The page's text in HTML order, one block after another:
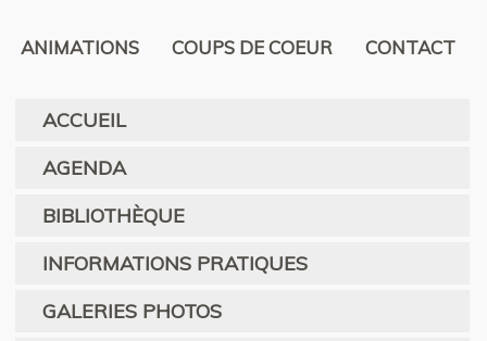
ANIMATIONS COUPS DE COEUR CONTACT
ACCUEIL
AGENDA
BIBLIOTHÈQUE
INFORMATIONS PRATIQUES
GALERIES PHOTOS